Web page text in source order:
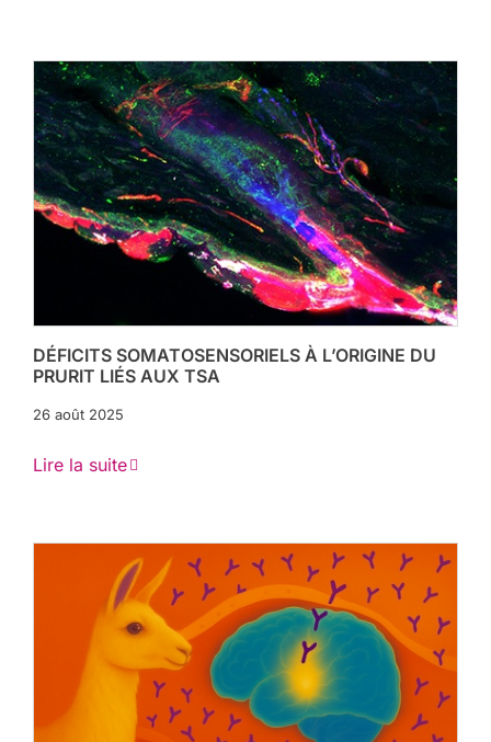
DÉFICITS SOMATOSENSORIELS À L’ORIGINE DU
PRURIT LIÉS AUX TSA
26 août 2025
Lire la suite